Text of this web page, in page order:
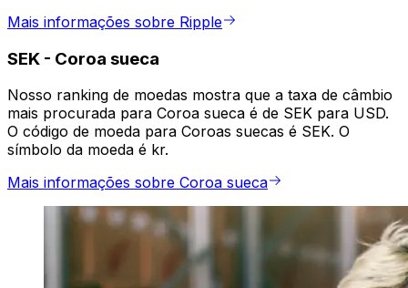
Mais informações sobre Ripple
SEK - Coroa sueca
Nosso ranking de moedas mostra que a taxa de câmbio
mais procurada para Coroa sueca é de SEK para USD.
O código de moeda para Coroas suecas é SEK. O
símbolo da moeda é kr.
Mais informações sobre Coroa sueca